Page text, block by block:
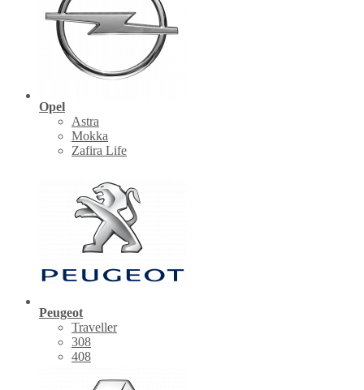
Opel
Astra
Mokka
Zafira Life
Peugeot
Traveller
308
408